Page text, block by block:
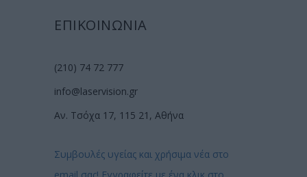
ΕΠΙΚΟΙΝΩΝΙΑ
(210) 74 72 777
info@laservision.gr
Αν. Τσόχα 17, 115 21, Αθήνα
Συμβουλές υγείας και χρήσιμα νέα στο